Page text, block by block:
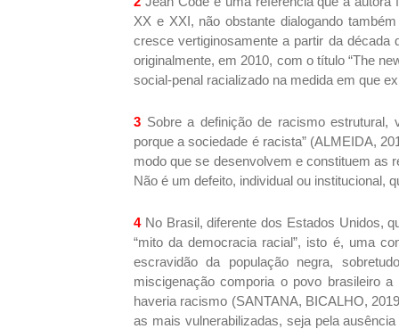
XX e XXI, não obstante dialogando
cresce vertiginosamente a partir da década
originalmente, em 2010, com o título “The
social-penal racializado na medida em que
3 Sobre a definição de racismo estrutural,
porque a sociedade é racista” (ALMEIDA,
modo que se desenvolvem e constituem as
Não é um defeito, individual ou institucional,
4No Brasil, diferente dos Estados Unidos,
“mito da democracia racial”, isto é, uma
escravidão da população negra,
miscigenação comporia o povo brasileiro
haveria racismo (SANTANA, BICALHO,
as mais vulnerabilizadas, seja pela